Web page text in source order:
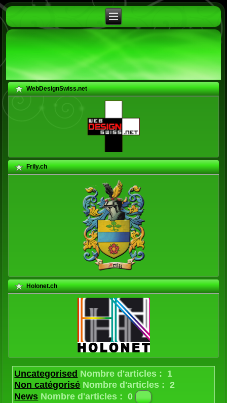
WebDesignSwiss.net
Frily.ch
Holonet.ch
Uncategorised Nombre d'articles : 1
Non catégorisé Nombre d'articles : 2
News Nombre d'articles : 0